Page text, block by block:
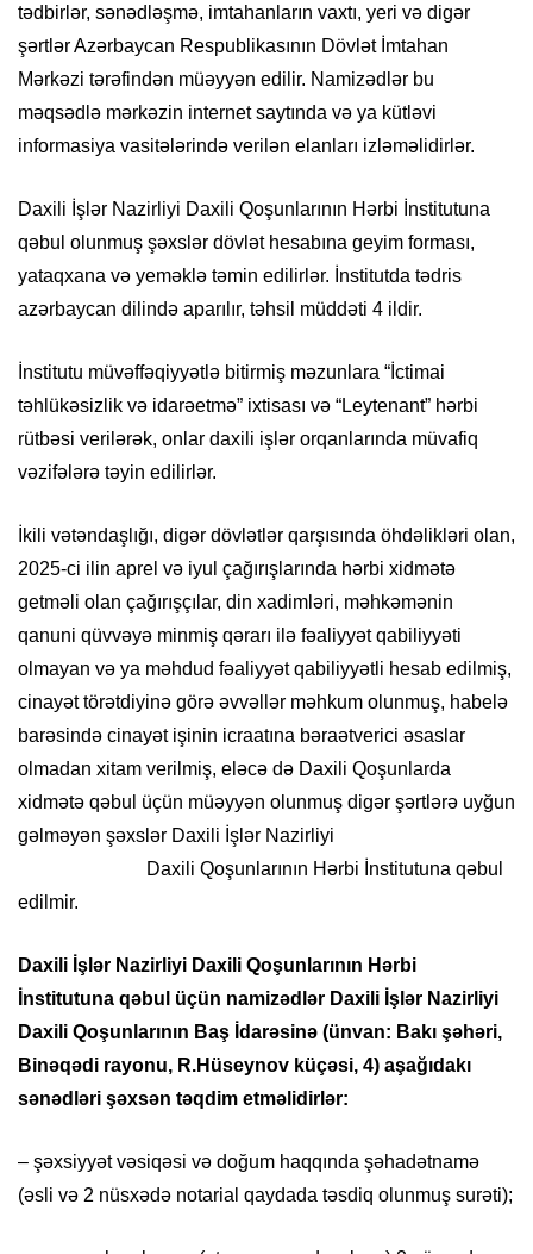
tədbirlər, sənədləşmə, imtahanların vaxtı, yeri və digər
şərtlər Azərbaycan Respublikasının Dövlət İmtahan
Mərkəzi tərəfindən müəyyən edilir. Namizədlər bu
məqsədlə mərkəzin internet saytında və ya kütləvi
informasiya vasitələrində verilən elanları izləməlidirlər.
Daxili İşlər Nazirliyi Daxili Qoşunlarının Hərbi İnstitutuna
qəbul olunmuş şəxslər dövlət hesabına geyim forması,
yataqxana və yeməklə təmin edilirlər. İnstitutda tədris
azərbaycan dilində aparılır, təhsil müddəti 4 ildir.
İnstitutu müvəffəqiyyətlə bitirmiş məzunlara “İctimai
təhlükəsizlik və idarəetmə” ixtisası və “Leytenant” hərbi
rütbəsi verilərək, onlar daxili işlər orqanlarında müvafiq
vəzifələrə təyin edilirlər.
İkili vətəndaşlığı, digər dövlətlər qarşısında öhdəlikləri olan,
2025-ci ilin aprel və iyul çağırışlarında hərbi xidmətə
getməli olan çağırışçılar, din xadimləri, məhkəmənin
qanuni qüvvəyə minmiş qərarı ilə fəaliyyət qabiliyyəti
olmayan və ya məhdud fəaliyyət qabiliyyətli hesab edilmiş,
cinayət törətdiyinə görə əvvəllər məhkum olunmuş, habelə
barəsində cinayət işinin icraatına bəraətverici əsaslar
olmadan xitam verilmiş, eləcə də Daxili Qoşunlarda
xidmətə qəbul üçün müəyyən olunmuş digər şərtlərə uyğun
gəlməyən şəxslər Daxili İşlər Nazirliyi
Daxili Qoşunlarının Hərbi İnstitutuna qəbul
edilmir.
Daxili İşlər Nazirliyi Daxili Qoşunlarının Hərbi
İnstitutuna qəbul üçün namizədlər Daxili İşlər Nazirliyi
Daxili Qoşunlarının Baş İdarəsinə (ünvan: Bakı şəhəri,
Binəqədi rayonu, R.Hüseynov küçəsi, 4) aşağıdakı
sənədləri şəxsən təqdim etməlidirlər:
– şəxsiyyət vəsiqəsi və doğum haqqında şəhadətnamə
(əsli və 2 nüsxədə notarial qaydada təsdiq olunmuş surəti);